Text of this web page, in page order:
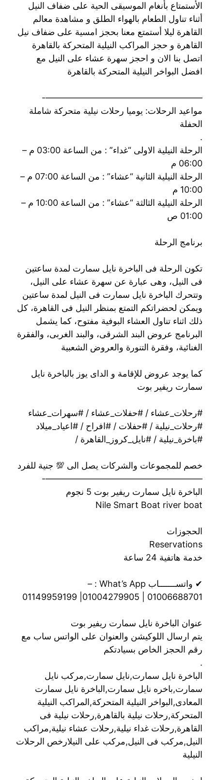
الأستمتاع بأنغام الموسيقى الحية على ضفاف النيل
أثناء تناول الطعام بالهواء الطلق و مشاهدة معالم
القاهرة ليلا أستمتع معنا بحجز امسية على ضفاف نيل
القاهرة و حجز المراكب النيلية المتحركة بالقاهرة
اتصل بنا الان و احجز سهرة عشاء على النيل مع
افضل البواخر النيلية المتحركة بالقاهرة
——————————————————-
مواعيد الرحلات: يوميا رحلات نيلية متحركة شاملة
الحفلة
.
الرحلة النيلية الاولى “غداء” : من الساعة 03:00 م –
06:00 م
الرحلة النيلية الثانية “عشاء” : من الساعة 07:00 م –
10:00 م
الرحلة النيلية الثالثة “عشاء” : من الساعة 10:00 م –
01:00 ص
برنامج الرحلة
تكون الرحلة فى الباخرة نايل سمارت لمدة ساعتين
فى النيل، وهى عبارة عن سهرة عشاء على النيل،
وتتحرك الباخرة نايل سمارت فى النيل لمدة ساعتين
ويمكن لحضراتكم التمتع بمنظر النيل فى القاهرة، كل
ذلك اثناء تناول العشاء البوفية مفتوح، كما يشمل
البرنامج عروض البند الشرقى، والبند الغربى، والفقرة
الغنائية، وفقرة التنورة والعروض الشعبية
كما يوجد عروض للإقامة و الداى يوز بالباخرة نايل
سمارت ريفير بوت
#رحلات_عشاء / #حفلات_عشاء / #سهرات_عشاء
#رحلات_نيلية / #حفلات / #افراح / #اعياد_ميلاد
#باخرة_نيلية / #نايل_كروز_القاهرة /
خصم للمجموعات والشركات يصل الى 💯 جنية للفرد
——————————————————-
الباخرة نايل سمارت ريفير بوت 5 نجوم
Nile Smart Boat river boat
الحجوزات
Reservations
خدمة هاتفية 24 ساعة
✔ واتســـــــاب What’s App : –
01006688701 | 01004279905| 01149959199
عنوان الباخرة نايل سمارت ريفير بوت
يتم ارسال اللوكيشن والعنوان على الواتس ساب مع
رقم الحجز الخاص بسيادتكم
.
الباخرة نايل سمارت,نايل سمارت,مركب نايل
سمارت,باخره نايل سمارت,الباخرة نايل سمارت
المعادى,البواخر النيلية المتحركة,المراكب النيلية
المتحركة,رحلات نيلية بالقاهرة,رحلات نيلية فى
القاهرة,رحلات غداء نيلية,رحلات عشاء نيلية,مراكب
النيل,مركب فى النيل,مركب على النيلارخص الرحلات
النيلية